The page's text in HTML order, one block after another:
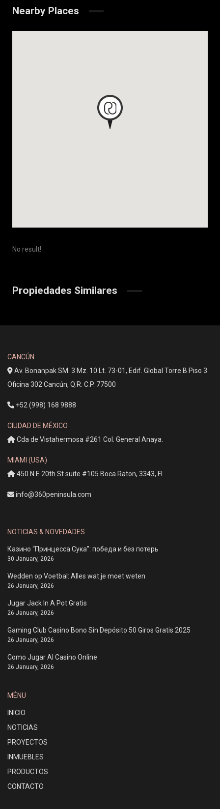
Nearby Places
No result!
Propiedades Similares
CANCÚN
Av. Bonanpak SM. 3 Mz. 10 Lt. 73-01, Edif. Global Torre B Piso 3
Oficina 302 Cancún, Q.R. C.P. 77500
+52 (998) 168 9888
CIUDAD DE MÉXICO
Cda de Vistahermosa #261 Col. General Anaya.
MIAMI (USA)
450 N.E 20th St suite #105 Boca Raton, 3343, Fl.
info@360peninsula.com
NOTICIAS & NOVEDADES
Казино “Принцесса Сука”: победа и без потерь
30 January, 2026
Wedden op Voetbal: Alles wat je moet weten
26 January, 2026
Jugar Jack In A Pot Gratis
26 January, 2026
Gaming Club Casino Bono Sin Depósito 50 Giros Gratis 2025
26 January, 2026
Como Jugar Al Casino Online
26 January, 2026
MÉNU
INICIO
NOTICIAS
PROYECTOS
INMUEBLES
PRODUCTOS
CONTACTO